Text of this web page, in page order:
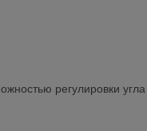
регулировки